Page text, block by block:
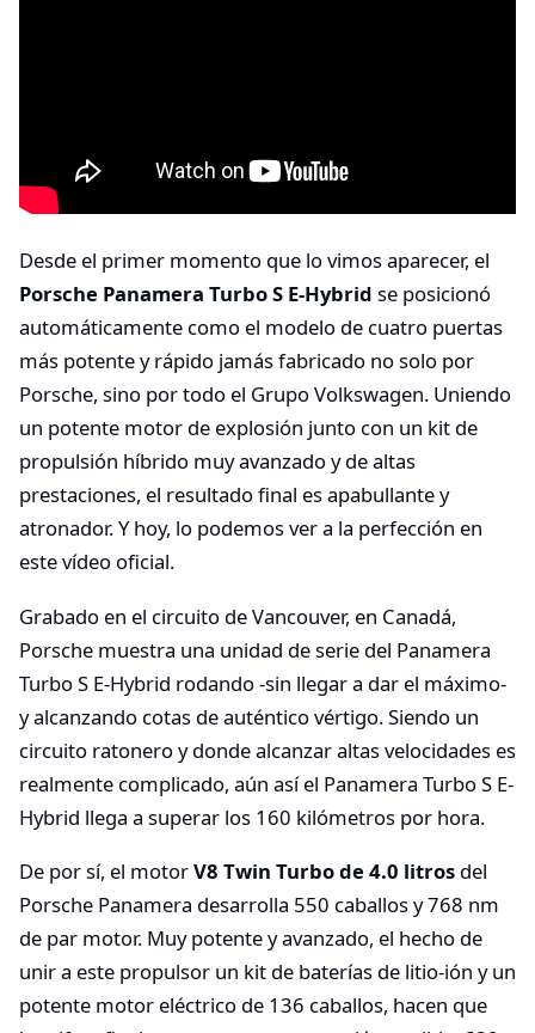
Desde el primer momento que lo vimos aparecer, el
Porsche Panamera Turbo S E-Hybrid se posicionó
automáticamente como el modelo de cuatro puertas
más potente y rápido jamás fabricado no solo por
Porsche, sino por todo el Grupo Volkswagen. Uniendo
un potente motor de explosión junto con un kit de
propulsión híbrido muy avanzado y de altas
prestaciones, el resultado final es apabullante y
atronador. Y hoy, lo podemos ver a la perfección en
este vídeo oficial.
Grabado en el circuito de Vancouver, en Canadá,
Porsche muestra una unidad de serie del Panamera
Turbo S E-Hybrid rodando -sin llegar a dar el máximo-
y alcanzando cotas de auténtico vértigo. Siendo un
circuito ratonero y donde alcanzar altas velocidades es
realmente complicado, aún así el Panamera Turbo S E-
Hybrid llega a superar los 160 kilómetros por hora.
De por sí, el motorV8 Twin Turbo de 4.0 litros del
Porsche Panamera desarrolla 550 caballos y 768 nm
de par motor. Muy potente y avanzado, el hecho de
unir a este propulsor un kit de baterías de litio-ión y un
potente motor eléctrico de 136 caballos, hacen que